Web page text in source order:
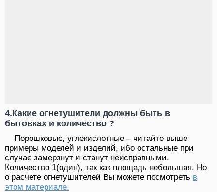
4.Какие огнетушители должны быть в
бытовках и количество ?
Порошковые, углекислотные – читайте выше
примеры моделей и изделий, ибо остальные при
случае замерзнут и станут неисправными.
Количество 1(один), так как площадь небольшая. Но
о расчете огнетушителей Вы можете посмотреть в
этом материале.